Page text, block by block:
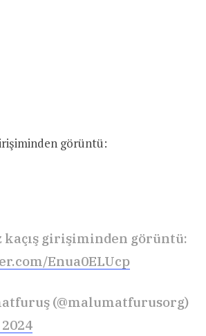
görüntü:
kaçış girişiminden görüntü:
Enua0ELUcp
(@malumatfurusorg)